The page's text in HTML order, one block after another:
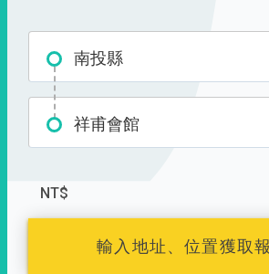
南投縣
祥甫會館
NT$
輸入地址、位置獲取